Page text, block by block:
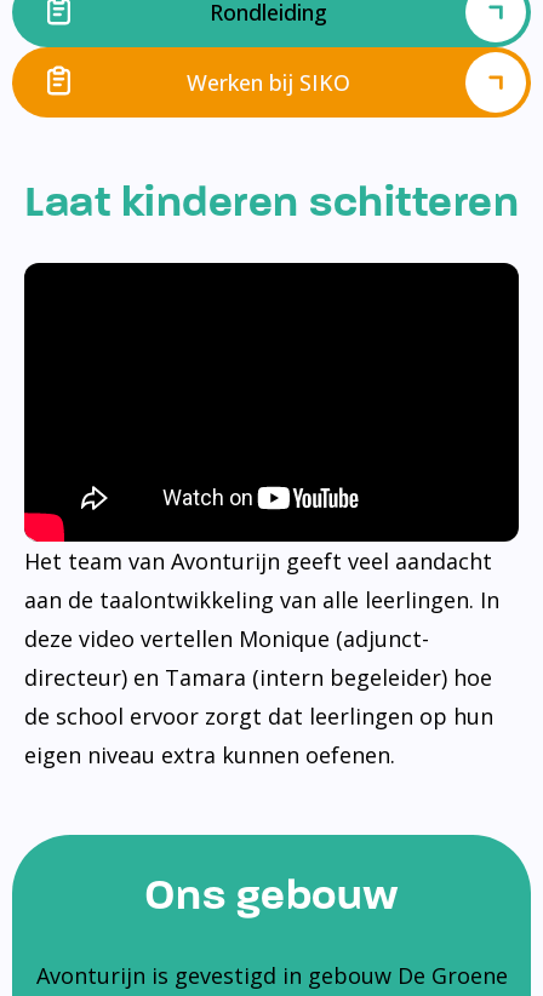
Rondleiding
Werken bij SIKO
Laat kinderen schitteren
Het team van Avonturijn geeft veel aandacht
aan de taalontwikkeling van alle leerlingen. In
deze video vertellen Monique (adjunct-
directeur) en Tamara (intern begeleider) hoe
de school ervoor zorgt dat leerlingen op hun
eigen niveau extra kunnen oefenen.
Ons gebouw
Avonturijn is gevestigd in gebouw De Groene